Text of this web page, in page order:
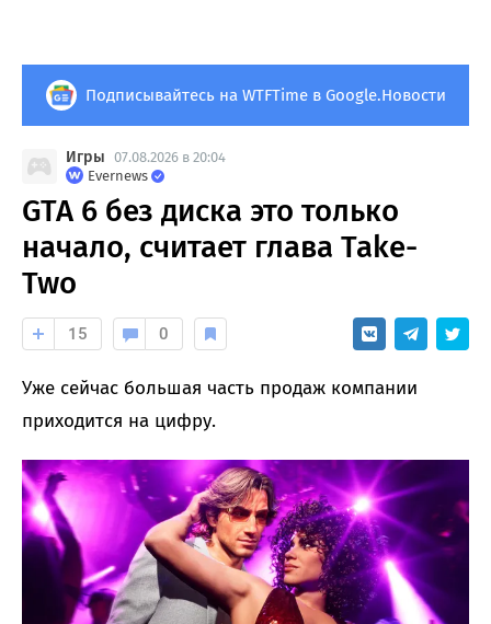
Подписывайтесь на WTFTime в Google.Новости
Игры 07.08.2026 в 20:04
Evernews
GTA 6 без диска это только
начало, считает глава Take-
Two
15 0
Уже сейчас большая часть продаж компании
приходится на цифру.